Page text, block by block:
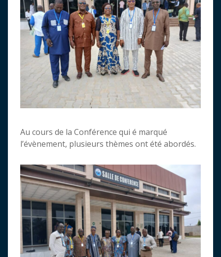
Au cours de la Conférence qui é marqué
l’évènement, plusieurs thèmes ont été abordés.